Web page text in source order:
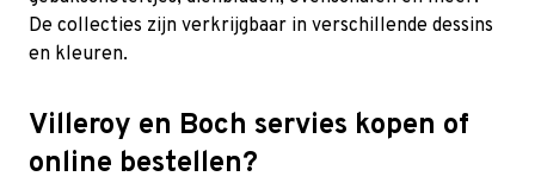
De collecties zijn verkrijgbaar in verschillende dessins
en kleuren.
Villeroy en Boch servies kopen of
online bestellen?